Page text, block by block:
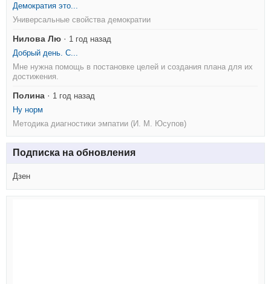
Демократия это...
Универсальные свойства демократии
Нилова Лю · 1 год назад
Добрый день. С...
Мне нужна помощь в постановке целей и создания плана для их
достижения.
Полина · 1 год назад
Ну норм
Методика диагностики эмпатии (И. М. Юсупов)
Подписка на обновления
Дзен